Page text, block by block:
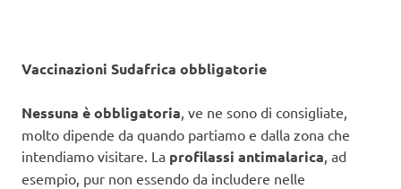
Vaccinazioni Sudafrica obbligatorie
Nessuna è obbligatoria , ve ne sono di consigliate,
molto dipende da quando partiamo e dalla zona che
intendiamo visitare. La profilassi antimalarica , ad
esempio, pur non essendo da includere nelle